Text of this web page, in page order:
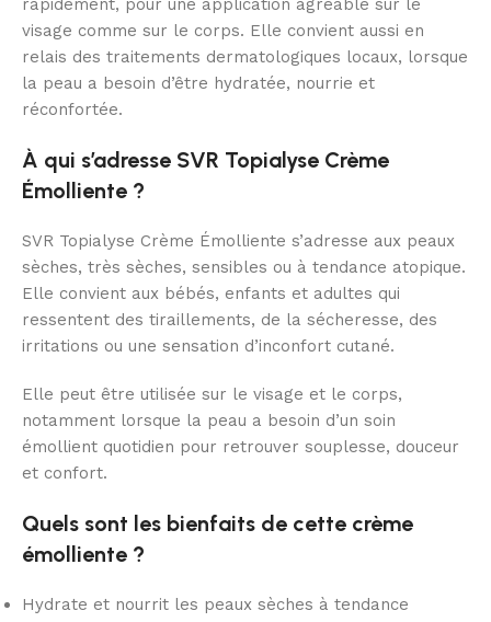
rapidement, pour une application agréable sur le
visage comme sur le corps. Elle convient aussi en
relais des traitements dermatologiques locaux, lorsque
la peau a besoin d’être hydratée, nourrie et
réconfortée.
À qui s’adresse SVR Topialyse Crème
Émolliente ?
SVR Topialyse Crème Émolliente s’adresse aux peaux
sèches, très sèches, sensibles ou à tendance atopique.
Elle convient aux bébés, enfants et adultes qui
ressentent des tiraillements, de la sécheresse, des
irritations ou une sensation d’inconfort cutané.
Elle peut être utilisée sur le visage et le corps,
notamment lorsque la peau a besoin d’un soin
émollient quotidien pour retrouver souplesse, douceur
et confort.
Quels sont les bienfaits de cette crème
émolliente ?
Hydrate et nourrit les peaux sèches à tendance